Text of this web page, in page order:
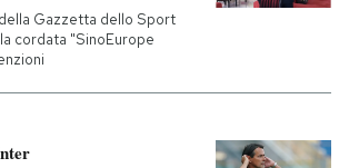
Gazzetta dello Sport
cordata "SinoEurope